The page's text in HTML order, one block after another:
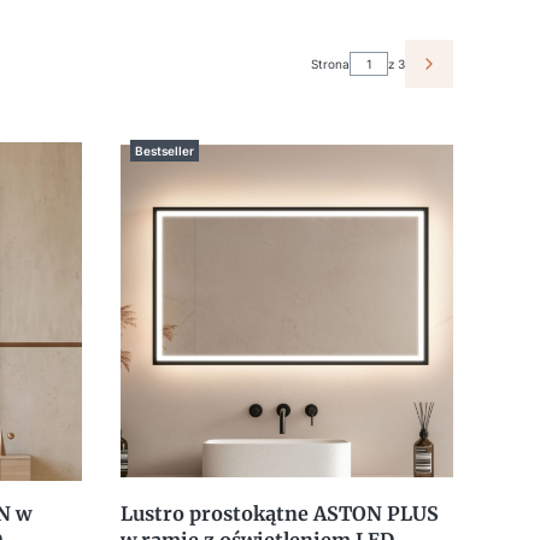
Strona z 3 NASTĘPNE
w
Bestseller
Lustro prostokątne ASTON PLUS